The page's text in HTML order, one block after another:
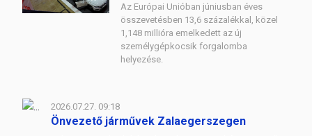
Az Európai Unióban júniusban éves
összevetésben 13,6 százalékkal, közel
1,148 millióra emelkedett az új
személygépkocsik forgalomba
helyezése.
2026.07.27. 09:18
Önvezető járművek Zalaegerszegen